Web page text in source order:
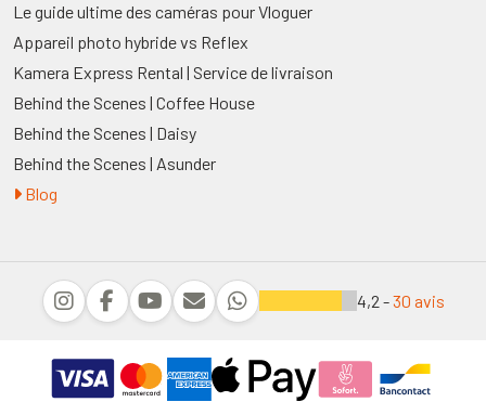
Le guide ultime des caméras pour Vloguer
Appareil photo hybride vs Reflex
Kamera Express Rental | Service de livraison
Behind the Scenes | Coffee House
Behind the Scenes | Daisy
Behind the Scenes | Asunder
Blog
4,2 -30 avis